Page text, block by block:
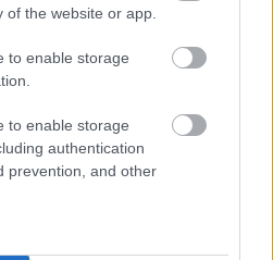
of the website or app.
to enable storage
to enable storage
authentication
prevention, and other
üzemeltetője semmilyen felelősséget
esetén forduljon a blog szerkesztőjéhez.